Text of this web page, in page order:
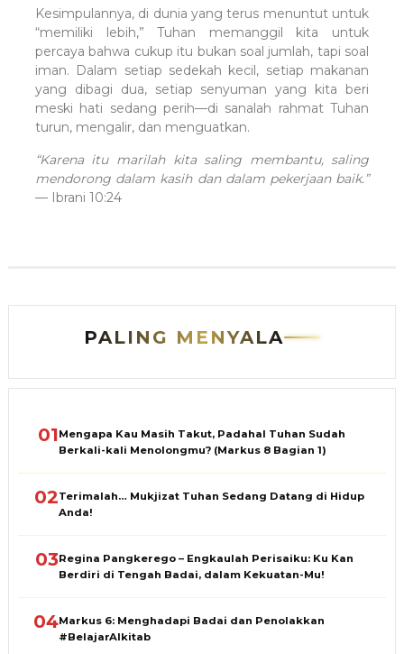
Kesimpulannya, di dunia yang terus menuntut untuk
“memiliki lebih,” Tuhan memanggil kita untuk
percaya bahwa cukup itu bukan soal jumlah, tapi soal
iman. Dalam setiap sedekah kecil, setiap makanan
yang dibagi dua, setiap senyuman yang kita beri
meski hati sedang perih—di sanalah rahmat Tuhan
turun, mengalir, dan menguatkan.
“Karena itu marilah kita saling membantu, saling
mendorong dalam kasih dan dalam pekerjaan baik.”
— Ibrani 10:24
PALING MENYALA
01Mengapa Kau Masih Takut, Padahal Tuhan Sudah
Berkali-kali Menolongmu? (Markus 8 Bagian 1)
02Terimalah… Mukjizat Tuhan Sedang Datang di Hidup
Anda!
03Regina Pangkerego – Engkaulah Perisaiku: Ku Kan
Berdiri di Tengah Badai, dalam Kekuatan-Mu!
04Markus 6: Menghadapi Badai dan Penolakkan
#BelajarAlkitab